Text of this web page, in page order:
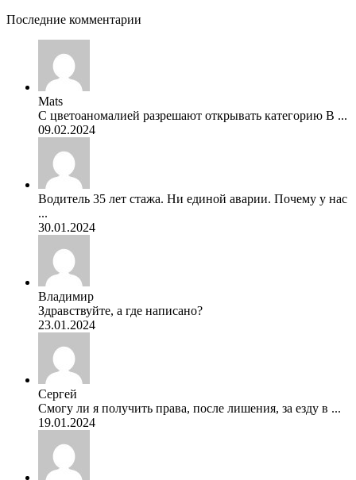
Последние комментарии
Mats
С цветоаномалией разрешают открывать категорию В ...
09.02.2024
Водитель 35 лет стажа. Ни единой аварии. Почему у нас
...
30.01.2024
Владимир
Здравствуйте, а где написано?
23.01.2024
Сергей
Смогу ли я получить права, после лишения, за езду в ...
19.01.2024